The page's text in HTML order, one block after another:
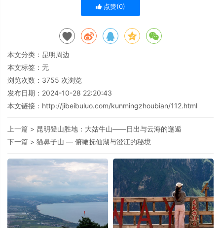
点赞(0)
本文分类： 昆明周边
本文标签：无
浏览次数： 3755 次浏览
发布日期：2024-10-28 22:20:43
本文链接： http://jibeibuluo.com/kunmingzhoubian/112.html
上一篇 > 昆明登山胜地：大姑牛山——日出与云海的邂逅
下一篇 > 猫鼻子山 — 俯瞰抚仙湖与澄江的秘境